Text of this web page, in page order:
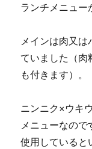
ランチメニュー
メインは肉又
ていました（肉
も付きます）。
ニンニク×ウキ
メニューなの
使用していると